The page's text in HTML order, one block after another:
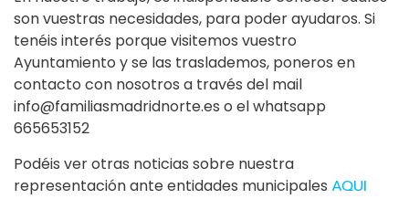
son vuestras necesidades, para poder ayudaros. Si
tenéis interés porque visitemos vuestro
Ayuntamiento y se las traslademos, poneros en
contacto con nosotros a través del mail
info@familiasmadridnorte.es o el whatsapp
665653152
Podéis ver otras noticias sobre nuestra
representación ante entidades municipales AQUI